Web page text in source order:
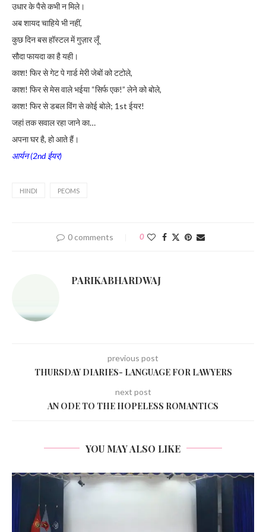
उधार के पैसे कभी न मिले।
अब शायद चाहिये भी नहीं,
कुछ दिन बस हॉस्टल में गुज़ार लूँ
सौदा फायदा का है यही।
काश! फिर से गेट पे गार्ड मेरी जेबों को टटोले,
काश! फिर से मेस वाले भईया “सिर्फ एक!” लेने को बोले,
काश! फिर से डबल विंग से कोई बोले; 1st ईयर!
जहां तक सवाल रहा जाने का…
अपना घर है, हो आते हैं।
आर्यन (2nd ईयर)
HINDI PEOMS
0 comments 0
PARIKABHARDWAJ
previous post
THURSDAY DIARIES- LANGUAGE FOR LAWYERS
next post
AN ODE TO THE HOPELESS ROMANTICS
YOU MAY ALSO LIKE